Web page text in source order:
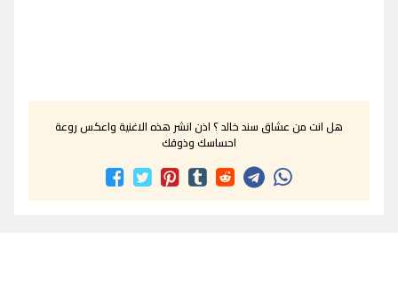
هل انت من عشاق سند خالد ؟ اذن انشر هذه الاغنية واعكس روعة
احساسك وذوقك